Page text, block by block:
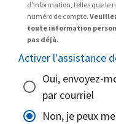
d'information, telles que le
numéro de compte.
toute information
pas déjà.
Activer l'assistance
Oui, envoyez-
par courriel
Non, je peux